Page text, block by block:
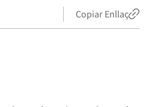
Copiar Enllaç